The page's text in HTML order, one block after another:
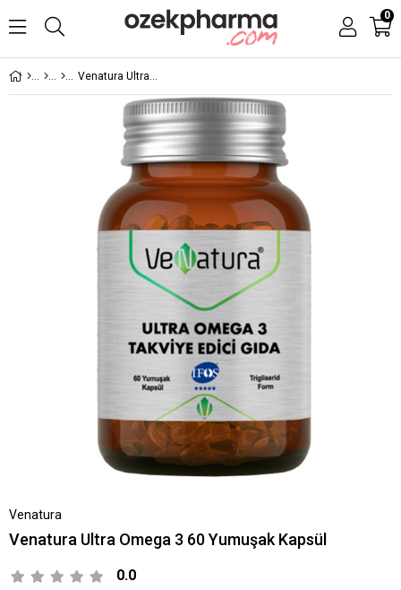
0
Venatura Ultra Omega 3 60 Yumuşak Kapsül
Venatura
Venatura Ultra Omega 3 60 Yumuşak Kapsül
0.0